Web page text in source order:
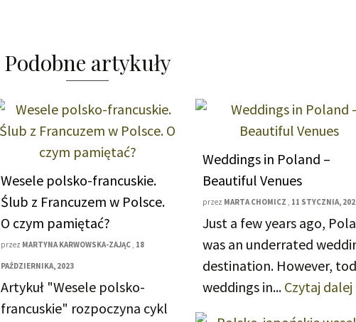
Podobne artykuły
Wesele polsko-francuskie.
Ślub z Francuzem w Polsce.
O czym pamiętać?
przez MARTYNA KARWOWSKA-ZAJĄC, 18
PAŹDZIERNIKA, 2023
Artykuł "Wesele polsko-
francuskie" rozpoczyna cykl
Weddings in Poland –
Beautiful Venues
przez MARTA CHOMICZ , 11 STYCZNIA,
Just a few years ago,
was an underrated
destination. However,
weddings in... Czytaj dalej